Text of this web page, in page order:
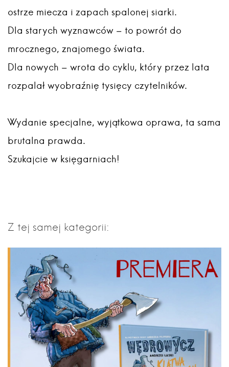
ostrze miecza i zapach spalonej siarki.
Dla starych wyznawców – to powrót do
mrocznego, znajomego świata.
Dla nowych – wrota do cyklu, który przez lata
rozpalał wyobraźnię tysięcy czytelników.
Wydanie specjalne, wyjątkowa oprawa, ta sama
brutalna prawda.
Szukajcie w księgarniach!
Z tej samej kategorii: